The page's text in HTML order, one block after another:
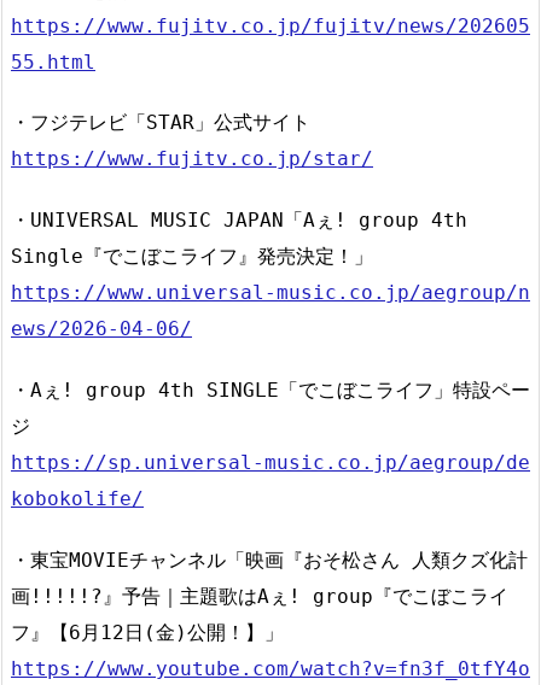
https://www.fujitv.co.jp/fujitv/news/202605
55.html
・フジテレビ「STAR」公式サイト
https://www.fujitv.co.jp/star/
・UNIVERSAL MUSIC JAPAN「Aぇ! group 4th
Single『でこぼこライフ』発売決定！」
https://www.universal-music.co.jp/aegroup/n
ews/2026-04-06/
・Aぇ! group 4th SINGLE「でこぼこライフ」特設ペー
ジ
https://sp.universal-music.co.jp/aegroup/de
kobokolife/
・東宝MOVIEチャンネル「映画『おそ松さん 人類クズ化計
画!!!!!?』予告｜主題歌はAぇ! group『でこぼこライ
フ』【6月12日(金)公開！】」
https://www.youtube.com/watch?v=fn3f_0tfY4o